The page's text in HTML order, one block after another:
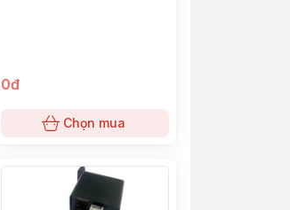
0đ
Chọn mua